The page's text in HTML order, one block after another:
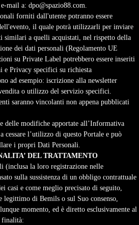
mail a: dpo@spazio88.com.
forniti dall'utente potranno essere
il quale potrà utilizzarli per inviare
similari a quelli acquistati, nel rispetto della
dei dati personali (Regolamento UE
su Private Label potrebbero essere inseriti
Privacy specifici su richiesta
ad esempio: iscrizione alla newsletter
o utilizzo del servizio specifici.
saranno vincolanti non appena pubblicati
delle modifiche apportate all’Informativa
cessare l’utilizzo di questo Portale e può
i propri Dati Personali.
DEL TRATTAMENTO
(inclusa la loro registrazione nelle
sulla sussistenza di un obbligo contrattuale
casi e come meglio precisato di seguito,
legittimo di Bemils o sul Suo consenso,
momento, ed è diretto esclusivamente al
finalità: